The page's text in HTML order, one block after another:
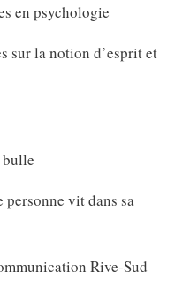
en psychologie
sur la notion d’esprit et
vit dans sa
Rive-Sud